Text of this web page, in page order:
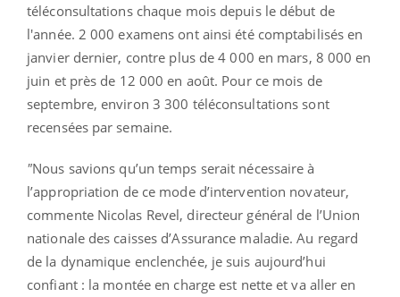
téléconsultations chaque mois depuis le début de
l'année. 2 000 examens ont ainsi été comptabilisés en
janvier dernier, contre plus de 4 000 en mars, 8 000 en
juin et près de 12 000 en août. Pour ce mois de
septembre, environ 3 300 téléconsultations sont
recensées par semaine.
"Nous savions qu’un temps serait nécessaire à
l’appropriation de ce mode d’intervention novateur,
commente Nicolas Revel, directeur général de l’Union
nationale des caisses d’Assurance maladie. Au regard
de la dynamique enclenchée, je suis aujourd’hui
confiant : la montée en charge est nette et va aller en